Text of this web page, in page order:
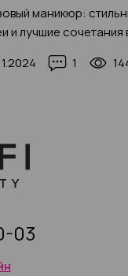
маникюр:
и лучшие сочетания
1
03